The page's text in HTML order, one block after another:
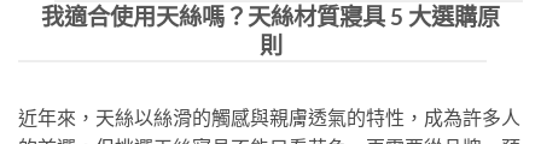
我適合使用天絲嗎？天絲材質寢具 5 大選購原
則
近年來，天絲以絲滑的觸感與親膚透氣的特性，成為許多人